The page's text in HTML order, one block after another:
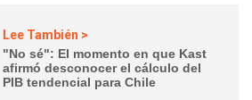
Lee También >
"No sé": El momento en que Kast
afirmó desconocer el cálculo del
PIB tendencial para Chile